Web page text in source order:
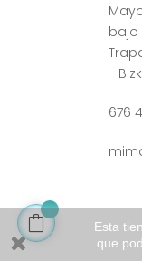
bajo
-
676
Esta
que